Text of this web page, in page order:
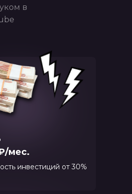
мес.
инвестиций от 30%
в